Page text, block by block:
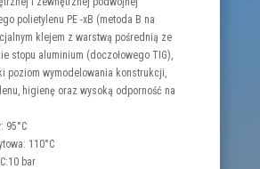
polietylenu PE -xB (metoda B na
klejem z warstwą pośrednią ze
stopu aluminium (doczołowego TIG),
poziom wymodelowania konstrukcji,
higienę oraz wysoką odporność na
95°C
110°C
bar